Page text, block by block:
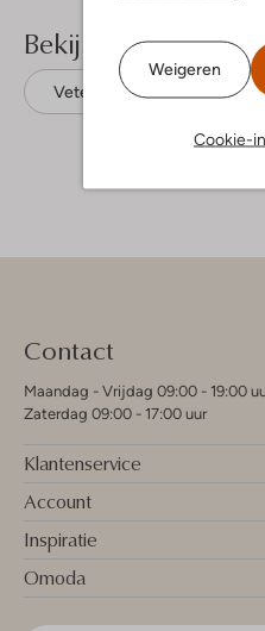
Weigeren
Cookie-
Bekijk meer
Veterboots Studio
Contact
Maandag - Vrijdag 09:00 - 19:00
Zaterdag 09:00 - 17:00 uur
Klantenservice
Account
Inspiratie
Omoda